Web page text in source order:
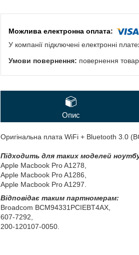
У компанії підключені електронні
повернення
Опис
Оригінальна плата WiFi + Bluetooth 3.0
Підходить для таких моделей
Apple Macbook Pro A1278,
Apple Macbook Pro A1286,
Apple Macbook Pro A1297.
Відповідає таким партномерам:
Broadcom BCM94331PCIEBT4AX,
607-7292,
200-120107-0050.